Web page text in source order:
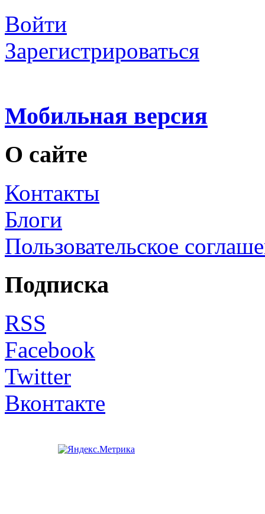
Войти
Зарегистрироваться
Мобильная версия
О сайте
Контакты
Блоги
Пользовательское
Подписка
RSS
Facebook
Twitter
Вконтакте